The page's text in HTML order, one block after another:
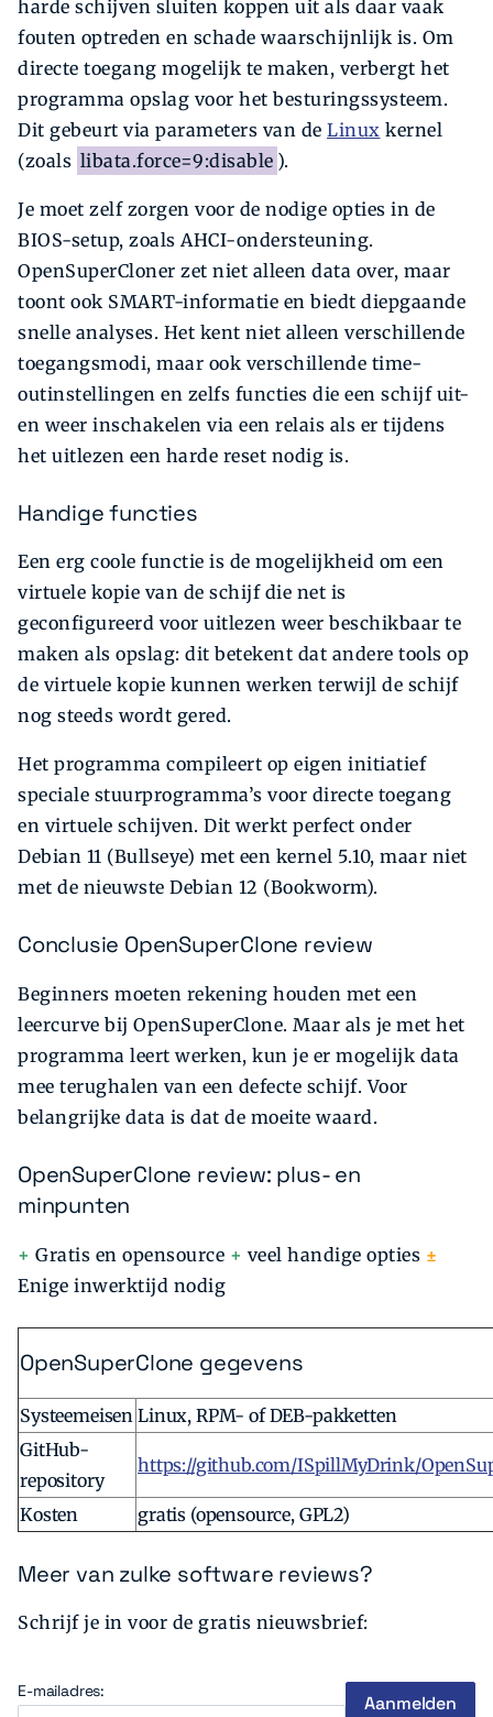
harde schijven sluiten koppen uit als daar vaak
fouten optreden en schade waarschijnlijk is. Om
directe toegang mogelijk te maken, verbergt het
programma opslag voor het besturingssysteem.
Dit gebeurt via parameters van de Linux kernel
(zoals libata.force=9:disable ).
Je moet zelf zorgen voor de nodige opties in de
BIOS-setup, zoals AHCI-ondersteuning.
OpenSuperCloner zet niet alleen data over, maar
toont ook SMART-informatie en biedt diepgaande
snelle analyses. Het kent niet alleen verschillende
toegangsmodi, maar ook verschillende time-
outinstellingen en zelfs functies die een schijf uit-
en weer inschakelen via een relais als er tijdens
het uitlezen een harde reset nodig is.
Handige functies
Een erg coole functie is de mogelijkheid om een
virtuele kopie van de schijf die net is
geconfigureerd voor uitlezen weer beschikbaar te
maken als opslag: dit betekent dat andere tools op
de virtuele kopie kunnen werken terwijl de schijf
nog steeds wordt gered.
Het programma compileert op eigen initiatief
speciale stuurprogramma’s voor directe toegang
en virtuele schijven. Dit werkt perfect onder
Debian 11 (Bullseye) met een kernel 5.10, maar niet
met de nieuwste Debian 12 (Bookworm).
Conclusie OpenSuperClone review
Beginners moeten rekening houden met een
leercurve bij OpenSuperClone. Maar als je met het
programma leert werken, kun je er mogelijk data
mee terughalen van een defecte schijf. Voor
belangrijke data is dat de moeite waard.
OpenSuperClone review: plus- en
minpunten
+ Gratis en opensource + veel handige opties ±
Enige inwerktijd nodig
OpenSuperClone gegevens
Systeemeisen Linux, RPM- of DEB-pakketten
GitHub-
repository
https://github.com/ISpillMyDrink/
Kosten gratis (opensource, GPL2)
Meer van zulke software reviews?
Schrijf je in voor de gratis nieuwsbrief:
E-mailadres: